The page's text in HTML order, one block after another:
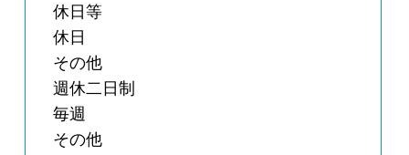
休日等
休日
その他
週休二日制
毎週
その他